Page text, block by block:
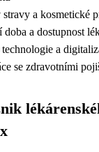
a kosmetické
doba a dostupnost
a
se zdravotními